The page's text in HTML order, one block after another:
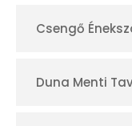
Csengő
Duna Menti